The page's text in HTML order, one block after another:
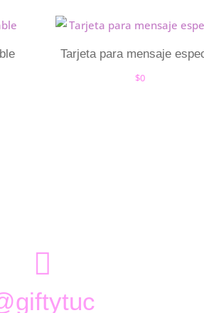
Tarjeta para mensaje
$0
